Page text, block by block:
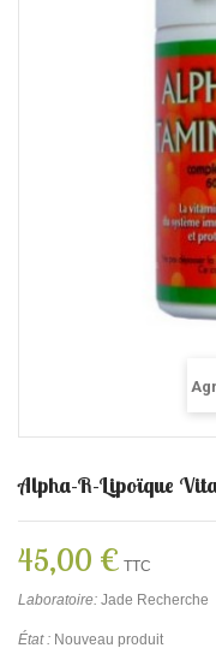
Alpha-R-Lipoïque
45,00 € TTC
Laboratoire: Jade Recherche
État : Nouveau produit